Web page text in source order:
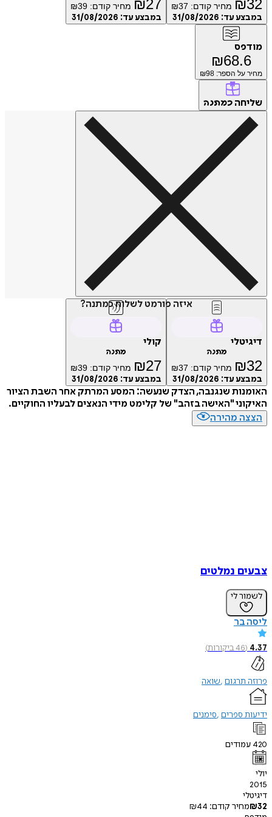
₪ מחיר קודם: ₪37
עד:31/08/2026
₪ 27 מחיר קודם: ₪39
במבצע עד:31/08/2026
₪
על הספר: ₪98
כמתנה
איזה פורמט לשלוח כמתנה?
₪ מחיר קודם: ₪37
עד:31/08/2026
₪ 27 מחיר קודם: ₪39
במבצע עד:31/08/2026
שנגנבה, הצדק שנעשה: המסע המרתק אחר השבת הציור
"האישה בזהב" של קלימט מידי הנאצים לבעליו החוקיים.
מהירה
נמלטים
לי
בר
46ביקורות)
תרגום שואה
ספרים סימנים
קודם:
₪44